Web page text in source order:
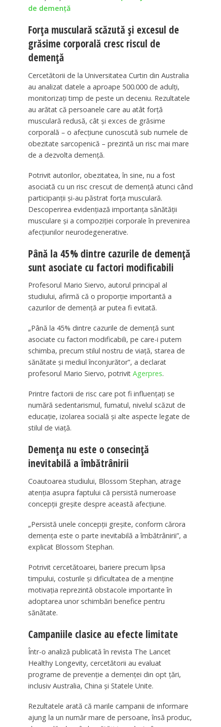
de demență
Forța musculară scăzută și excesul de
grăsime corporală cresc riscul de
demență
Cercetătorii de la Universitatea Curtin din Australia
au analizat datele a aproape 500.000 de adulți,
monitorizați timp de peste un deceniu. Rezultatele
au arătat că persoanele care au atât forță
musculară redusă, cât și exces de grăsime
corporală – o afecțiune cunoscută sub numele de
obezitate sarcopenică – prezintă un risc mai mare
de a dezvolta demență.
Potrivit autorilor, obezitatea, în sine, nu a fost
asociată cu un risc crescut de demență atunci când
participanții și-au păstrat forța musculară.
Descoperirea evidențiază importanța sănătății
musculare și a compoziției corporale în prevenirea
afecțiunilor neurodegenerative.
Până la 45% dintre cazurile de demență
sunt asociate cu factori modificabili
Profesorul Mario Siervo, autorul principal al
studiului, afirmă că o proporție importantă a
cazurilor de demență ar putea fi evitată.
„Până la 45% dintre cazurile de demenţă sunt
asociate cu factori modificabili, pe care-i putem
schimba, precum stilul nostru de viaţă, starea de
sănătate şi mediul înconjurător”, a declarat
profesorul Mario Siervo, potrivit Agerpres.
Printre factorii de risc care pot fi influențați se
numără sedentarismul, fumatul, nivelul scăzut de
educație, izolarea socială și alte aspecte legate de
stilul de viață.
Demența nu este o consecință
inevitabilă a îmbătrânirii
Coautoarea studiului, Blossom Stephan, atrage
atenția asupra faptului că persistă numeroase
concepții greșite despre această afecțiune.
„Persistă unele concepţii greşite, conform cărora
demenţa este o parte inevitabilă a îmbătrânirii”, a
explicat Blossom Stephan.
Potrivit cercetătoarei, bariere precum lipsa
timpului, costurile și dificultatea de a menține
motivația reprezintă obstacole importante în
adoptarea unor schimbări benefice pentru
sănătate.
Campaniile clasice au efecte limitate
Într-o analiză publicată în revista The Lancet
Healthy Longevity, cercetătorii au evaluat
programe de prevenție a demenței din opt țări,
inclusiv Australia, China și Statele Unite.
Rezultatele arată că marile campanii de informare
ajung la un număr mare de persoane, însă produc,